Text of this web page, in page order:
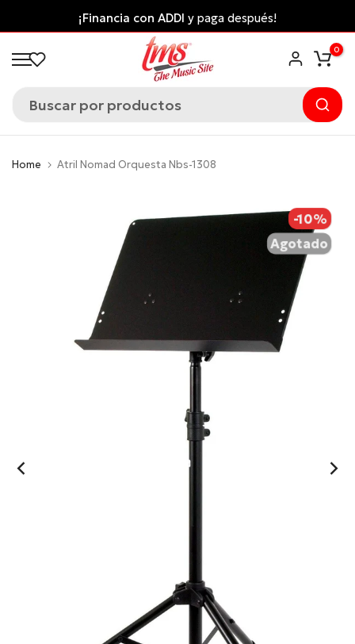
al
contenido
¡Financia con ADDI y paga después!
0
Home Atril Nomad Orquesta Nbs-1308
-10%
Agotado